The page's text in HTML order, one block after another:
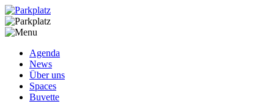
Agenda
News
Über uns
Spaces
Buvette